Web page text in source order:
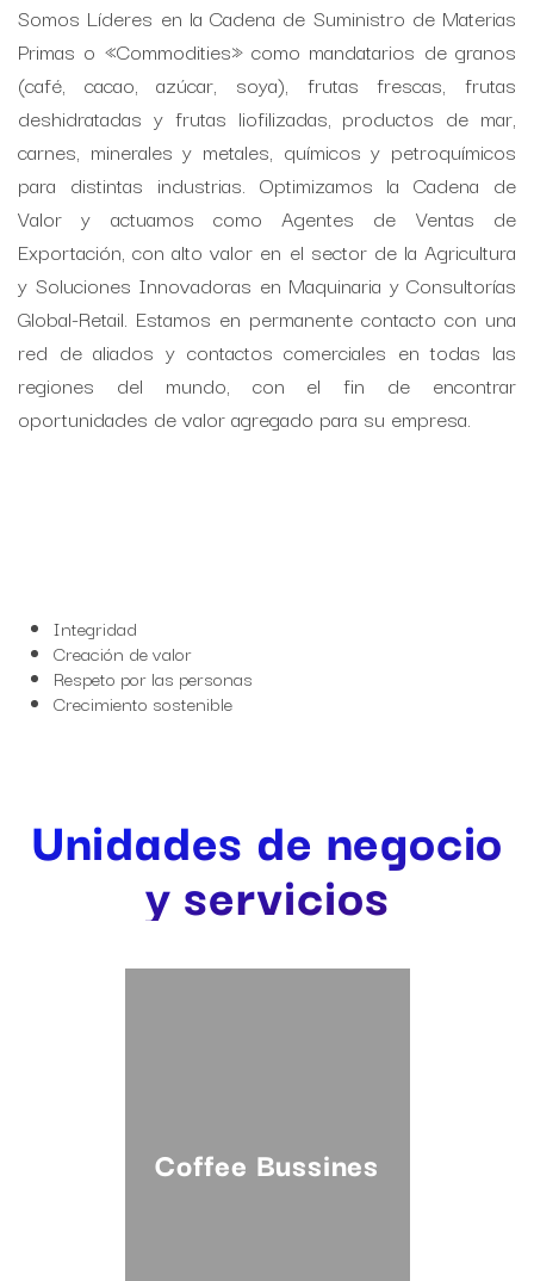
Somos Líderes en la Cadena de Suministro de Materias
Primas o «Commodities» como mandatarios de granos
(café, cacao, azúcar, soya), frutas frescas, frutas
deshidratadas y frutas liofilizadas, productos de mar,
carnes, minerales y metales, químicos y petroquímicos
para distintas industrias. Optimizamos la Cadena de
Valor y actuamos como Agentes de Ventas de
Exportación, con alto valor en el sector de la Agricultura
y Soluciones Innovadoras en Maquinaria y Consultorías
Global-Retail. Estamos en permanente contacto con una
red de aliados y contactos comerciales en todas las
regiones del mundo, con el fin de encontrar
oportunidades de valor agregado para su empresa.
Integridad
Creación de valor
Respeto por las personas
Crecimiento sostenible
Unidades de negocio
yservicios
Coffee Bussines